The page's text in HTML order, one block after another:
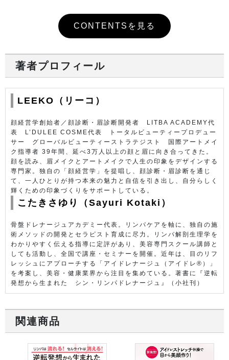
CONTENTSを見る
著者プロフィール
LEEKO（リーコ）
顔経営学創始者／顔診断・眉診断開発者 LITBA ACADEMY代
表 L’DULEE COSME代表 トータルビューティープロデュー
サー グローバルビューティーストラテジスト 国際アートメイ
ク指導者 39年間、延べ3万人以上の顔と眉に向き合ってきた。
顔を読み、眉メイクとアートメイクで人生の印象をデザインする
専門家。独自の「顔経営学」を提唱し、顔診断・眉診断を通じ
て、一人ひとりが持つ本来の魅力と自信を引き出し、自分らしく
輝くための印象づくりをサポートしている。
こたきさゆり（Sayuri Kotaki）
骨盤ドレナージュアカデミー代表。リンパケアを軸に、独自の施
術メソッドの開発とセラピスト育成に尽力。リンパ解剖生理学を
わかりやすく伝える指導に定評があり、美容専門スクール講師と
しても活動し、全国で講座・セミナーを開催。近年は、目のリフ
レッシュにアプローチする「アイドレナージュ（アイドレ®）」
を考案し、美容・健康業界から注目を集めている。著書に『逆転
発想から生まれた シン・リンパドレナージュ』（小社刊）
関連商品